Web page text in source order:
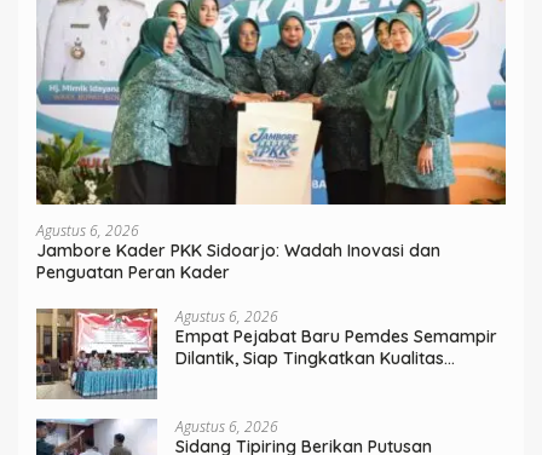
Agustus 6, 2026
Jambore Kader PKK Sidoarjo: Wadah Inovasi dan
Penguatan Peran Kader
Agustus 6, 2026
Empat Pejabat Baru Pemdes Semampir
Dilantik, Siap Tingkatkan Kualitas
Agustus 6, 2026
Sidang Tipiring Berikan Putusan